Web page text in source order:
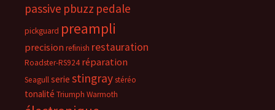
passive pbuzz pedale
pickguard preampli
precision refinish restauration
Roadster-RS924 réparation
Seagullserie stingraystéréo
tonalité Triumph Warmoth